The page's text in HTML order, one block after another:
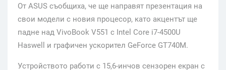
От ASUS съобщиха, че ще направят презентация на
свои модели с новия процесор, като акцентът ще
падне над VivoBook V551 с Intel Core i7-4500U
Haswell и графичен ускорител GeForce GT740M.
Устройството работи с 15,6-инчов сензорен екран с